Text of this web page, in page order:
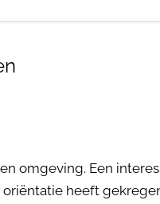
omgeving. Een
heeft